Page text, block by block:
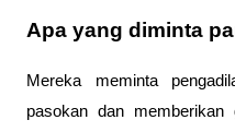
Apa yang diminta
Mereka meminta
pasokan dan